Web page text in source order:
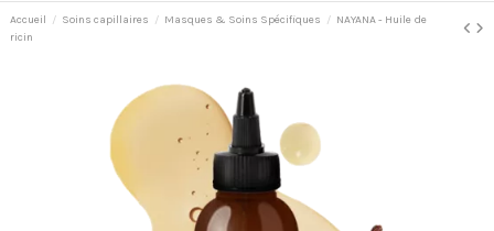
Accueil Soins capillaires Masques & Soins Spécifiques
NAYANA - Huile de
ricin